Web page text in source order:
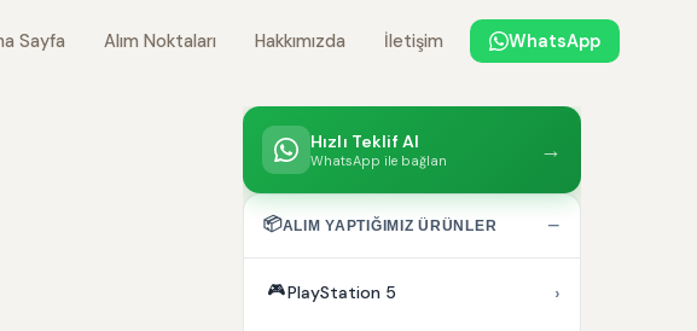
Sayfa Alım Noktaları Hakkımızda İletişim WhatsApp
Hızlı Teklif Al
WhatsApp ile bağlan →
📦ALIM YAPTIĞIMIZ ÜRÜNLER −
🎮PlayStation 5 ›